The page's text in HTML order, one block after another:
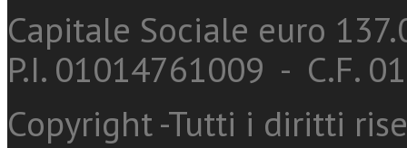
Capitale Sociale euro
P.I. 01014761009 - C.F.
Copyright -Tutti i diritti